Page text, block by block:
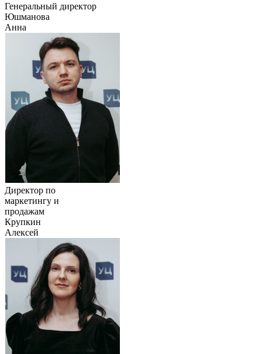
Генеральный директор
Юшманова
Анна
Директор по
маркетингу и
продажам
Крупкин
Алексей